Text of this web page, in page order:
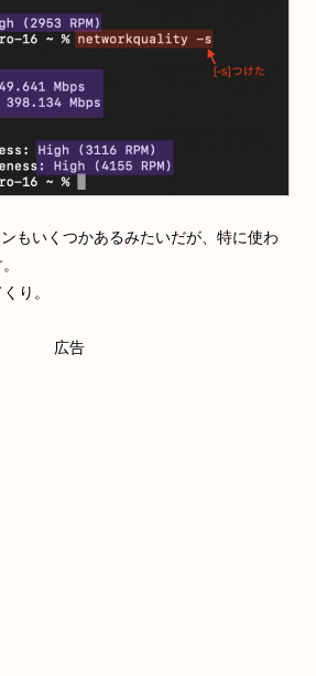
ンもいくつかあるみたいだが、特に使わ
り。
広告